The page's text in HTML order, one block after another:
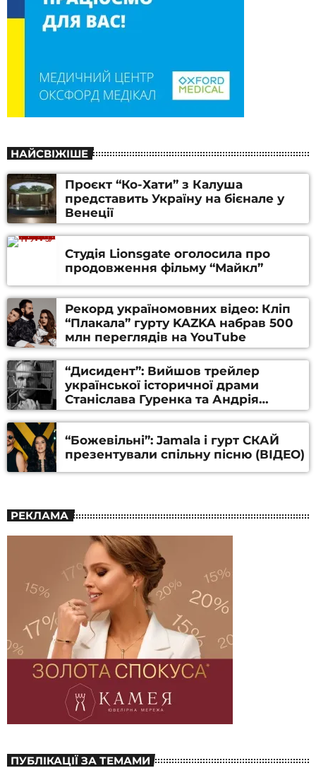
НАЙСВІЖІШЕ
Проєкт “Ко-Хати” з Калуша
представить Україну на бієнале у
Венеції
Студія Lionsgate оголосила про
продовження фільму “Майкл”
Рекорд україномовних відео: Кліп
“Плакала” гурту KAZKA набрав 500
млн переглядів на YouTube
“Дисидент”: Вийшов трейлер
української історичної драми
Станіслава Гуренка та Андрія
Алфьорова (ВІДЕО)
“Божевільні”: Jamala і гурт СКАЙ
презентували спільну пісню (ВІДЕО)
РЕКЛАМА
ПУБЛІКАЦІЇ ЗА ТЕМАМИ